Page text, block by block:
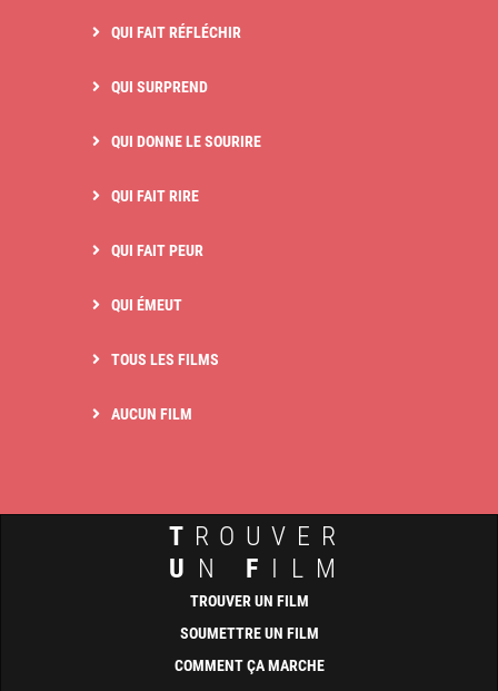
QUI FAIT RÉFLÉCHIR
QUI SURPREND
QUI DONNE LE SOURIRE
QUI FAIT RIRE
QUI FAIT PEUR
QUI ÉMEUT
TOUS LES FILMS
AUCUN FILM
T ROUVER
U N F ILM
TROUVER UN FILM
SOUMETTRE UN FILM
COMMENT ÇA MARCHE